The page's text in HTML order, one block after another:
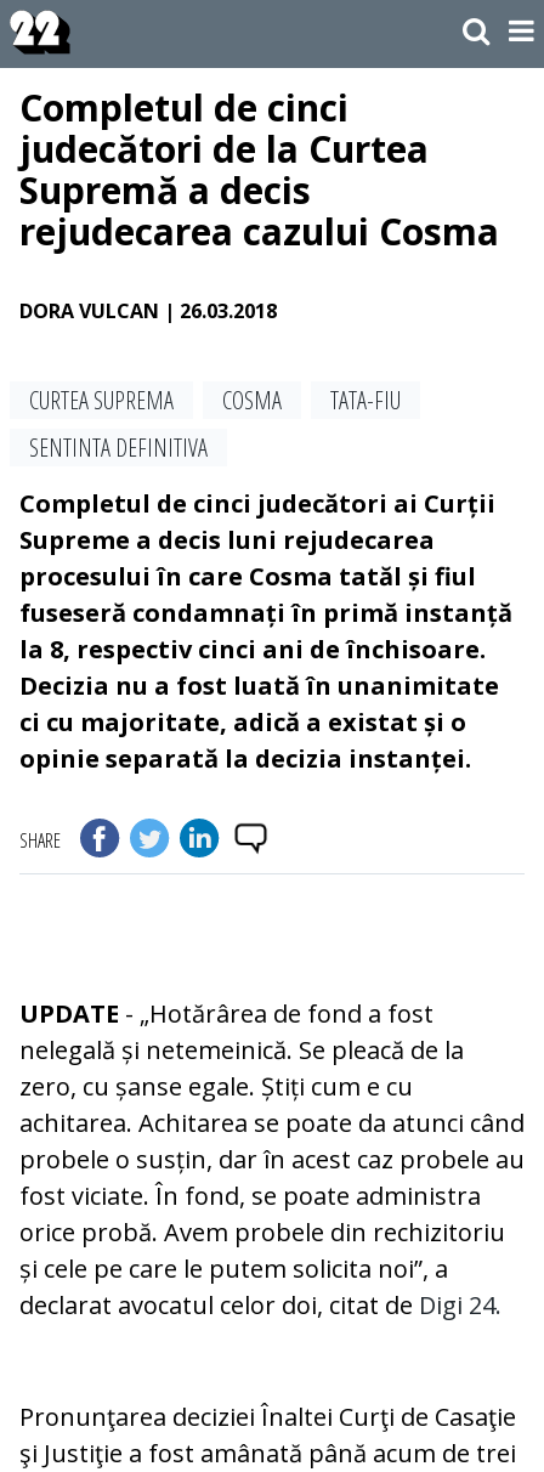
Completul de cinci
judecători de la Curtea
Supremă a decis
rejudecarea cazului Cosma
DORA VULCAN | 26.03.2018
CURTEA SUPREMA COSMA
TATA-FIU
SENTINTA DEFINITIVA
Completul de cinci judecători ai Curții
Supreme a decis luni rejudecarea
procesului în care Cosma tatăl și fiul
fuseseră condamnați în primă instanță
la 8, respectiv cinci ani de închisoare.
Decizia nu a fost luată în unanimitate
ci cu majoritate, adică a existat și o
opinie separată la decizia instanței.
SHARE
UPDATE - „Hotărârea de fond a fost
nelegală și netemeinică. Se pleacă de la
zero, cu șanse egale. Știți cum e cu
achitarea. Achitarea se poate da atunci când
probele o susțin, dar în acest caz probele au
fost viciate. În fond, se poate administra
orice probă. Avem probele din rechizitoriu
și cele pe care le putem solicita noi”, a
declarat avocatul celor doi, citat de Digi 24.
Pronunţarea deciziei Înaltei Curţi de Casaţie
şi Justiţie a fost amânată până acum de trei